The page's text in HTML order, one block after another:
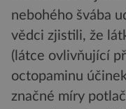
nebohého švába
vědci zjistili, že
(látce ovlivňující
octopaminu
značné míry